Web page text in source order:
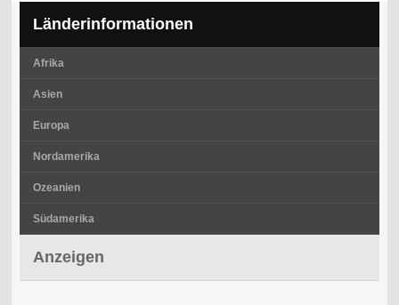
Länderinformationen
Afrika
Asien
Europa
Nordamerika
Ozeanien
Südamerika
Anzeigen